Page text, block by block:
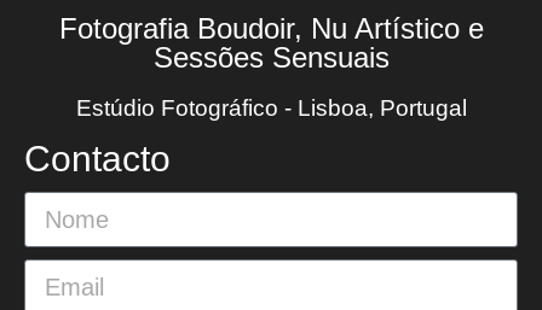
Fotografia Boudoir, Nu Artístico e
Sessões Sensuais
Estúdio Fotográfico - Lisboa, Portugal
Contacto